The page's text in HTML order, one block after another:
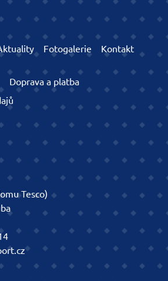
Fotogalerie Kontakt
Doprava a platba
Tesco)